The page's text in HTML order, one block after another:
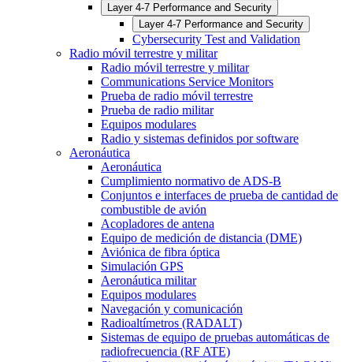
Layer 4-7 Performance and Security
Layer 4-7 Performance and Security
Cybersecurity Test and Validation
Radio móvil terrestre y militar
Radio móvil terrestre y militar
Communications Service Monitors
Prueba de radio móvil terrestre
Prueba de radio militar
Equipos modulares
Radio y sistemas definidos por software
Aeronáutica
Aeronáutica
Cumplimiento normativo de ADS-B
Conjuntos e interfaces de prueba de cantidad de
combustible de avión
Acopladores de antena
Equipo de medición de distancia (DME)
Aviónica de fibra óptica
Simulación GPS
Aeronáutica militar
Equipos modulares
Navegación y comunicación
Radioaltímetros (RADALT)
Sistemas de equipo de pruebas automáticas de
radiofrecuencia (RF ATE)